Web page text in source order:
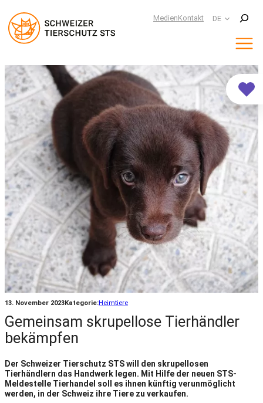
MedienKontakt DE
Suchen
13. November 2023Kategorie:Heimtiere
Gemeinsam skrupellose Tierhändler
bekämpfen
Der Schweizer Tierschutz STS will den skrupellosen
Tierhändlern das Handwerk legen. Mit Hilfe der neuen STS-
Meldestelle Tierhandel soll es ihnen künftig verunmöglicht
werden, in der Schweiz ihre Tiere zu verkaufen.